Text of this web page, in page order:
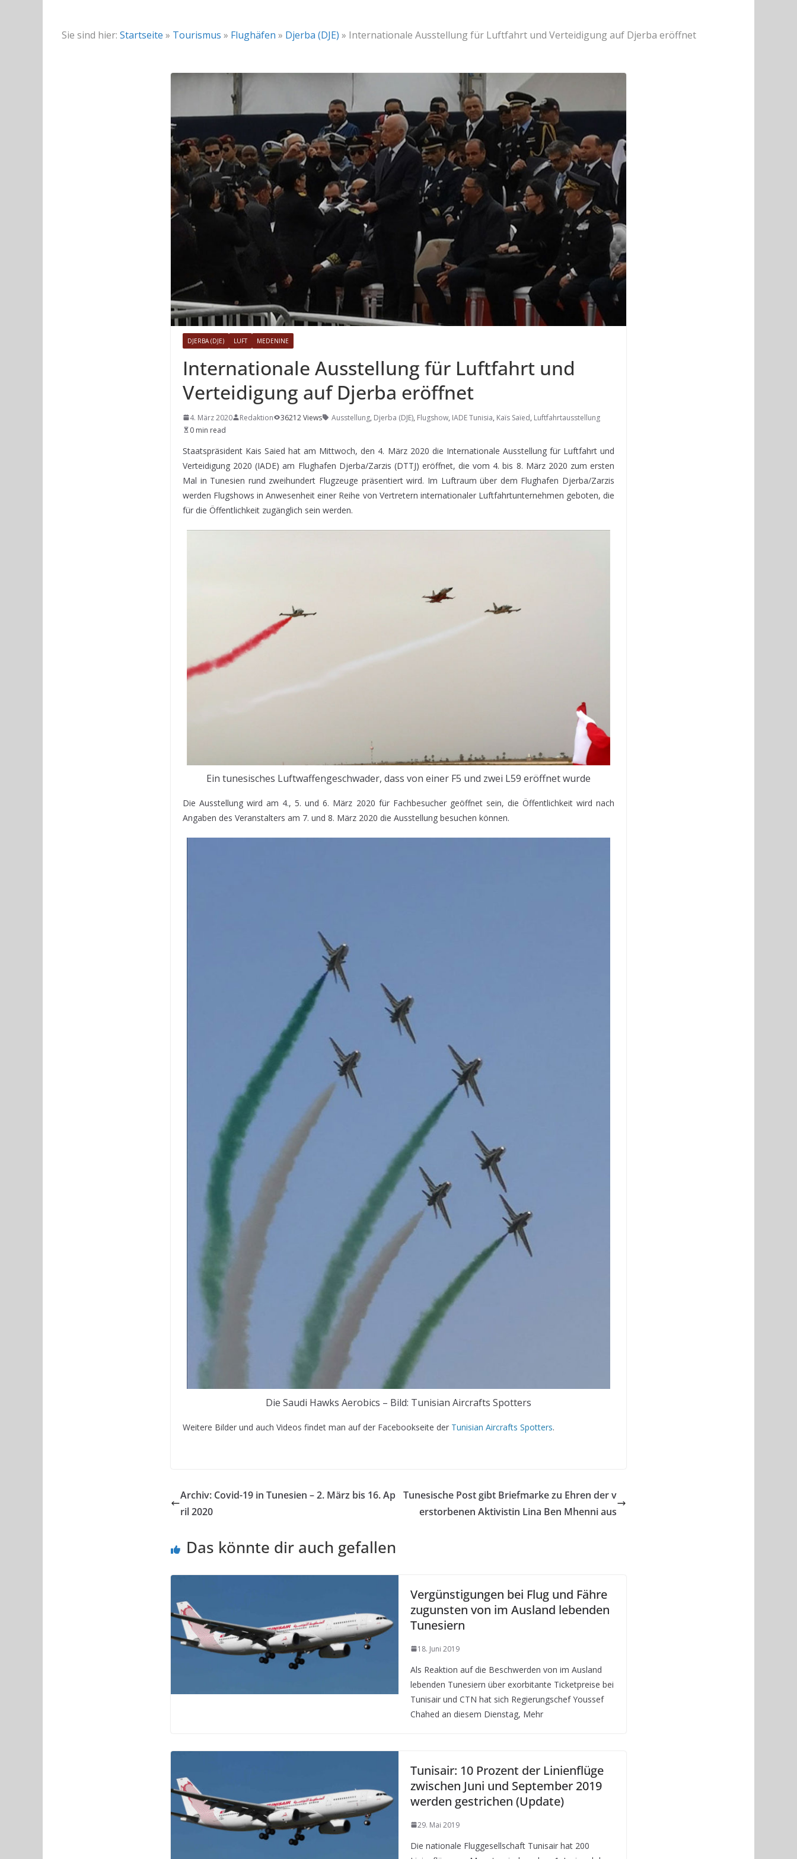
Sie sind hier: Startseite » Tourismus » Flughäfen » Djerba (DJE) » Internationale Ausstellung für Luftfahrt und Verteidigung auf Djerba eröffnet
DJERBA (DJE) LUFT MEDENINE
Internationale Ausstellung für Luftfahrt und
Verteidigung auf Djerba eröffnet
4. März 2020 Redaktion 36212 Views Ausstellung, Djerba (DJE), Flugshow, IADE Tunisia, Kaïs Saïed, Luftfahrtausstellung
0 min read
Staatspräsident Kais Saied hat am Mittwoch, den 4. März 2020 die Internationale Ausstellung für Luftfahrt und
Verteidigung 2020 (IADE) am Flughafen Djerba/Zarzis (DTTJ) eröffnet, die vom 4. bis 8. März 2020 zum ersten
Mal in Tunesien rund zweihundert Flugzeuge präsentiert wird. Im Luftraum über dem Flughafen Djerba/Zarzis
werden Flugshows in Anwesenheit einer Reihe von Vertretern internationaler Luftfahrtunternehmen geboten, die
für die Öffentlichkeit zugänglich sein werden.
Ein tunesisches Luftwaffengeschwader, dass von einer F5 und zwei L59 eröffnet wurde
Die Ausstellung wird am 4., 5. und 6. März 2020 für Fachbesucher geöffnet sein, die Öffentlichkeit wird nach
Angaben des Veranstalters am 7. und 8. März 2020 die Ausstellung besuchen können.
Die Saudi Hawks Aerobics – Bild: Tunisian Aircrafts Spotters
Weitere Bilder und auch Videos findet man auf der Facebookseite der Tunisian Aircrafts Spotters.
Archiv: Covid-19 in Tunesien – 2. März bis 16. Ap
ril 2020
Tunesische Post gibt Briefmarke zu Ehren der v
erstorbenen Aktivistin Lina Ben Mhenni aus
Das könnte dir auch gefallen
Vergünstigungen bei Flug und Fähre
zugunsten von im Ausland lebenden
Tunesiern
18. Juni 2019
Als Reaktion auf die Beschwerden von im Ausland
lebenden Tunesiern über exorbitante Ticketpreise bei
Tunisair und CTN hat sich Regierungschef Youssef
Chahed an diesem Dienstag, Mehr
Tunisair: 10 Prozent der Linienflüge
zwischen Juni und September 2019
werden gestrichen (Update)
29. Mai 2019
Die nationale Fluggesellschaft Tunisair hat 200